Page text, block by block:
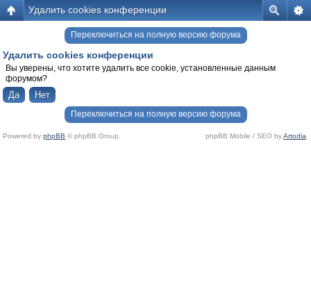
Удалить cookies конференции
Переключиться на полную версию форума
Удалить cookies конференции
Вы уверены, что хотите удалить все cookie, установленные данным
форумом?
Переключиться на полную версию форума
Powered by phpBB © phpBB Group. phpBB Mobile / SEO byArtodia